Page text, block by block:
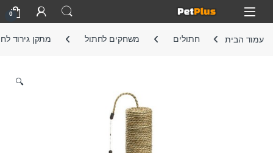
Skip to navigation
Skip to content
Open
0
עמוד הבית חתולים משחקים לחתול מתקן גירוד
🔍